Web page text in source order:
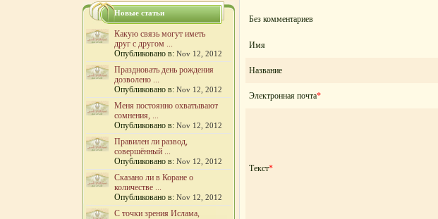
Без комментариев
Имя
Название
Электронная почта*
Текст*
Новые статьи
Какую связь могут иметь
друг с другом ...
Опубликовано в: Nov 12, 2012
Праздновать день рождения
дозволено ...
Опубликовано в: Nov 12, 2012
Меня постоянно охватывают
сомнения, ...
Опубликовано в: Nov 12, 2012
Правилен ли развод,
совершённый ...
Опубликовано в: Nov 12, 2012
Сказано ли в Коране о
количестве ...
Опубликовано в: Nov 12, 2012
С точки зрения Ислама,